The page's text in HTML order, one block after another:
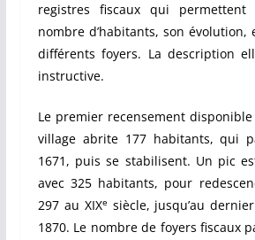
registres fiscaux qui
nombre d’habitants, son évolution,
différents foyers. La description
instructive.
Le premier recensement
village abrite 177 habitants, qui
1671, puis se stabilisent. Un pic
avec 325 habitants, pour
297 au XIXe siècle, jusqu’au
1870. Le nombre de foyers fiscaux